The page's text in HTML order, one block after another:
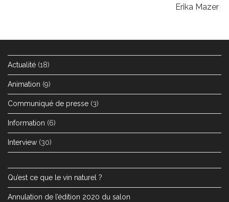
Erika Mazer
Actualité (18)
Animation (9)
Communiqué de presse (3)
Information (6)
Interview (30)
Qu’est ce que le vin naturel ?
Annulation de l’édition 2020 du salon